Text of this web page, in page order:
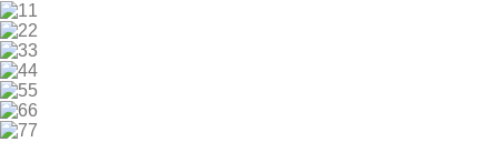
1
2
3
4
5
6
7